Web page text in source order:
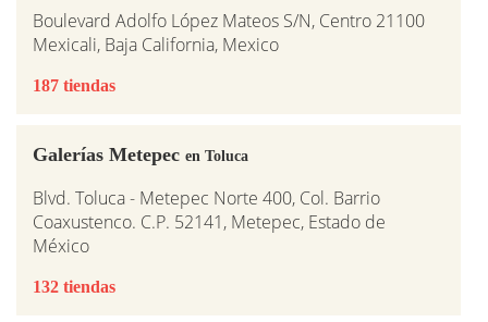
Boulevard Adolfo López Mateos S/N, Centro 21100
Mexicali, Baja California, Mexico
187 tiendas
Galerías Metepec en Toluca
Blvd. Toluca - Metepec Norte 400, Col. Barrio
Coaxustenco. C.P. 52141, Metepec, Estado de
México
132 tiendas